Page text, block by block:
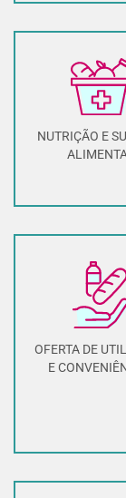
NUTRIÇÃO E
OFERTA DE
E